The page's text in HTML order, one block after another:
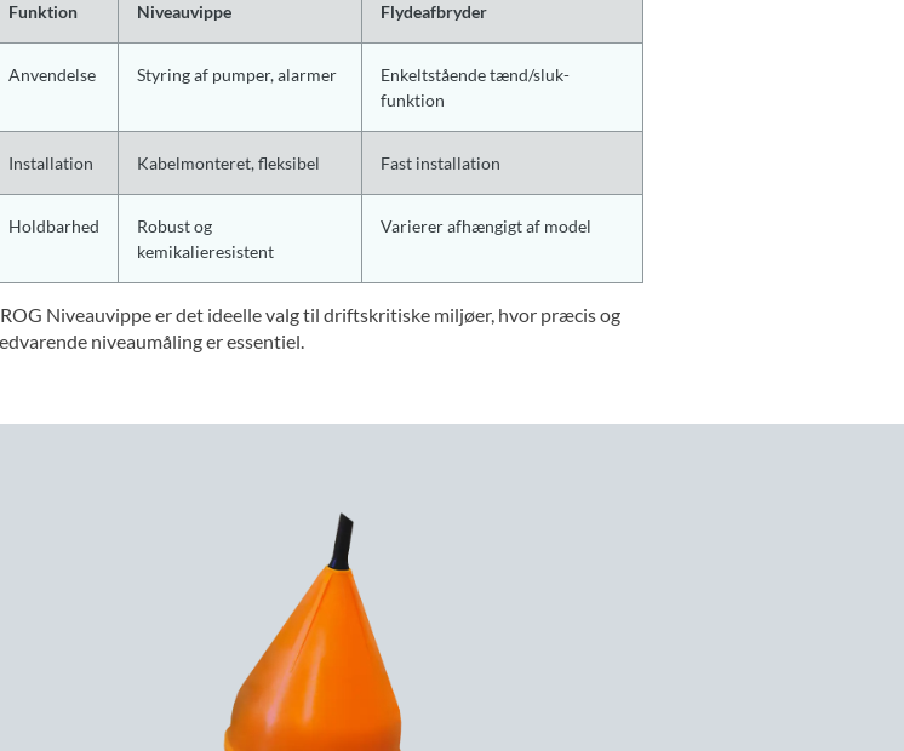
Funktion Niveauvippe Flydeafbryder
Anvendelse Styring af pumper, alarmer
Enkeltstående tænd/sluk-
funktion
Installation Kabelmonteret, fleksibel Fast installation
Holdbarhed
Robust og
kemikalieresistent
Varierer afhængigt af model
Niveauvippe er det ideelle valg til driftskritiske miljøer, hvor præcis og
niveaumåling er essentiel.